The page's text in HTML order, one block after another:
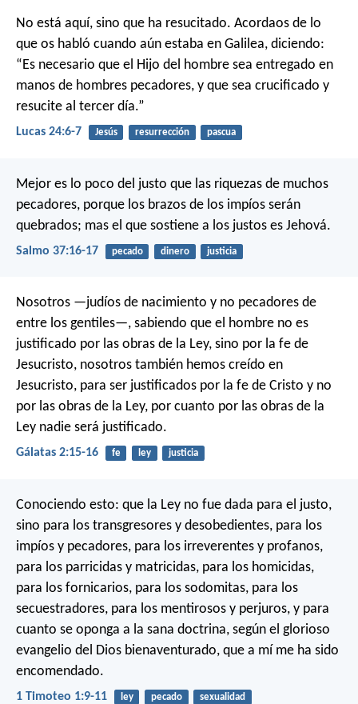
No está aquí, sino que ha resucitado. Acordaos de lo
que os habló cuando aún estaba en Galilea, diciendo:
“Es necesario que el Hijo del hombre sea entregado en
manos de hombres pecadores, y que sea crucificado y
resucite al tercer día.”
Lucas 24:6-7 Jesús resurrección pascua
Mejor es lo poco del justo que las riquezas de muchos
pecadores, porque los brazos de los impíos serán
quebrados; mas el que sostiene a los justos es Jehová.
Salmo 37:16-17 pecado dinero justicia
Nosotros —judíos de nacimiento y no pecadores de
entre los gentiles—, sabiendo que el hombre no es
justificado por las obras de la Ley, sino por la fe de
Jesucristo, nosotros también hemos creído en
Jesucristo, para ser justificados por la fe de Cristo y no
por las obras de la Ley, por cuanto por las obras de la
Ley nadie será justificado.
Gálatas 2:15-16 fe ley justicia
Conociendo esto: que la Ley no fue dada para el justo,
sino para los transgresores y desobedientes, para los
impíos y pecadores, para los irreverentes y profanos,
para los parricidas y matricidas, para los homicidas,
para los fornicarios, para los sodomitas, para los
secuestradores, para los mentirosos y perjuros, y para
cuanto se oponga a la sana doctrina, según el glorioso
evangelio del Dios bienaventurado, que a mí me ha sido
encomendado.
1 Timoteo 1:9-11 ley pecado sexualidad